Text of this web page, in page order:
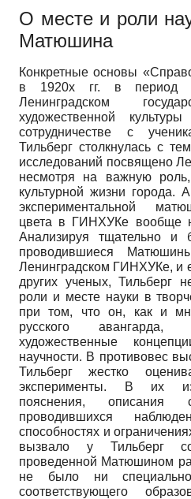
О месте и роли
Матюшина
Конкретные основы
в 1920х гг. в период
Ленинградском
художественной
сотрудничестве с
Тильберг столкнулась с
исследований посвящено
несмотря на важную
культурной жизни города.
экспериментальной
цвета в ГИНХУКе вообще
Анализируя тщательно и
проводившиеся
Ленинградском ГИНХУКе, и
других ученых, Тильберг
роли и месте науки в
при том, что он, как и
русского авангарда,
художественные
научности. В противовес
Тильберг жестко
эксперименты. В их
пояснения, описания
проводившихся
способностях и
вызвало у Тильберг
проведенной Матюшином
не было ни
соответствующего